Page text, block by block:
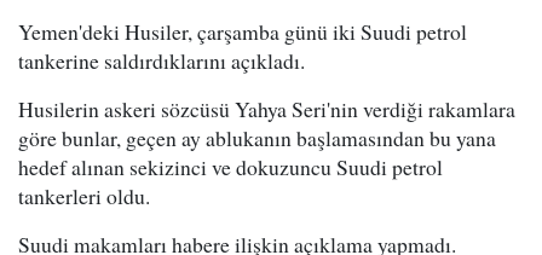
Yemen'deki Husiler, çarşamba günü iki Suudi petrol
tankerine saldırdıklarını açıkladı.
Husilerin askeri sözcüsü Yahya Seri'nin verdiği rakamlara
göre bunlar, geçen ay ablukanın başlamasından bu yana
hedef alınan sekizinci ve dokuzuncu Suudi petrol
tankerleri oldu.
Suudi makamları habere ilişkin açıklama yapmadı.